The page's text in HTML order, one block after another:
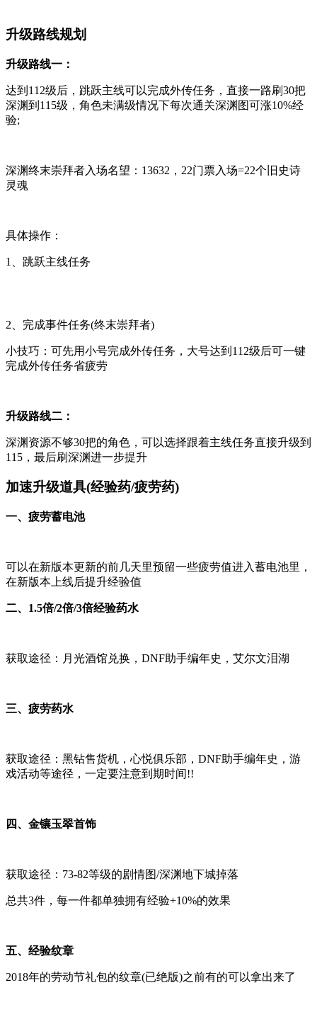
升级路线规划
升级路线一：
达到112级后，跳跃主线可以完成外传任务，直接一路刷30把
深渊到115级，角色未满级情况下每次通关深渊图可涨10%经
验;
深渊终末崇拜者入场名望：13632，22门票入场=22个旧史诗
灵魂
具体操作：
1、跳跃主线任务
2、完成事件任务(终末崇拜者)
小技巧：可先用小号完成外传任务，大号达到112级后可一键
完成外传任务省疲劳
升级路线二：
深渊资源不够30把的角色，可以选择跟着主线任务直接升级到
115，最后刷深渊进一步提升
加速升级道具(经验药/疲劳药)
一、疲劳蓄电池
可以在新版本更新的前几天里预留一些疲劳值进入蓄电池里，
在新版本上线后提升经验值
二、1.5倍/2倍/3倍经验药水
获取途径：月光酒馆兑换，DNF助手编年史，艾尔文泪湖
三、疲劳药水
获取途径：黑钻售货机，心悦俱乐部，DNF助手编年史，游
戏活动等途径，一定要注意到期时间!!
四、金镶玉翠首饰
获取途径：73-82等级的剧情图/深渊地下城掉落
总共3件，每一件都单独拥有经验+10%的效果
五、经验纹章
2018年的劳动节礼包的纹章(已绝版)之前有的可以拿出来了